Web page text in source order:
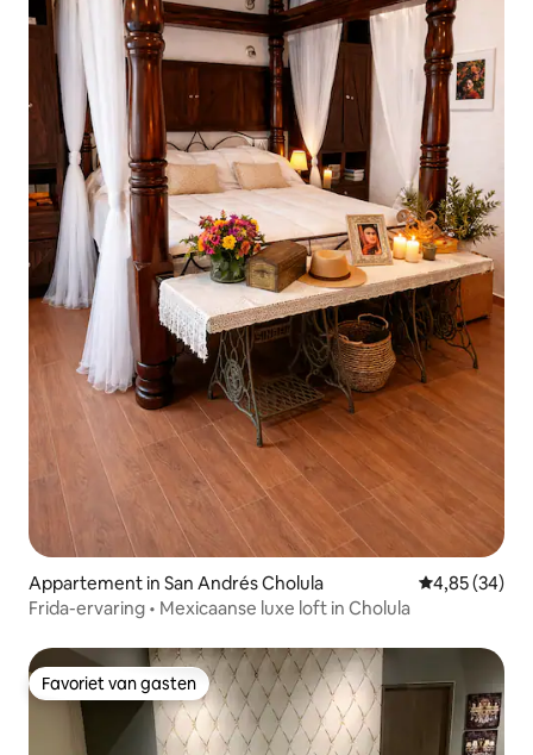
Appartement in San Andrés Cholula Gemiddelde
4,85 (34)
Frida-ervaring • Mexicaanse luxe loft in Cholula
Favoriet van gasten
Favoriet van gasten